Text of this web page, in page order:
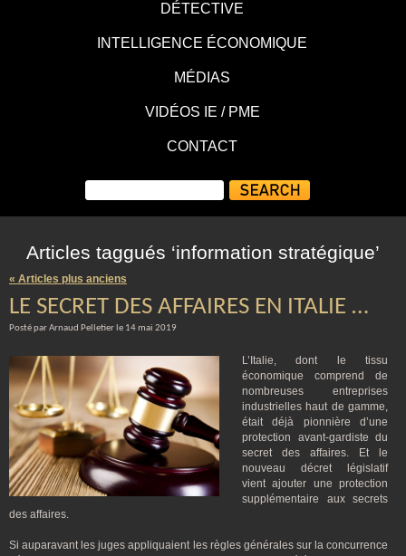
DÉTECTIVE
INTELLIGENCE ÉCONOMIQUE
MÉDIAS
VIDÉOS IE / PME
CONTACT
Articles taggués ‘information stratégique’
« Articles plus anciens
LE SECRET DES AFFAIRES EN ITALIE …
Posté par Arnaud Pelletier le 14 mai 2019
L’Italie, dont le tissu
économique comprend de
nombreuses entreprises
industrielles haut de gamme,
était déjà pionnière d’une
protection avant-gardiste du
secret des affaires. Et le
nouveau décret législatif
vient ajouter une protection
supplémentaire aux secrets
des affaires.
Si auparavant les juges appliquaient les règles générales sur la concurrence